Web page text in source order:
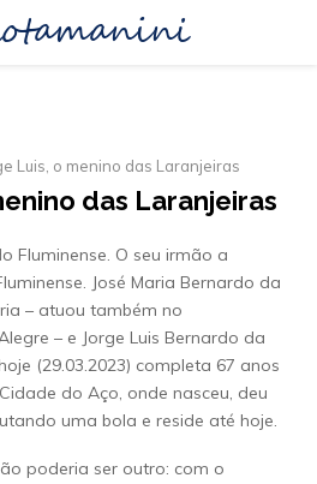
Luis, o menino das Laranjeiras
das Laranjeiras
Fluminense. O seu irmão a
José Maria Bernardo da
– atuou também no
– e Jorge Luis Bernardo da
(29.03.2023) completa 67 anos
do Aço, onde nasceu, deu
uma bola e reside até hoje.
poderia ser outro: com o